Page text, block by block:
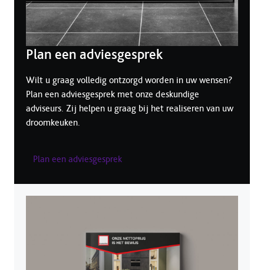
Plan een adviesgesprek
Wilt u graag volledig ontzorgd worden in uw wensen?
Plan een adviesgesprek met onze deskundige
adviseurs. Zij helpen u graag bij het realiseren van uw
droomkeuken.
Plan een adviesgesprek